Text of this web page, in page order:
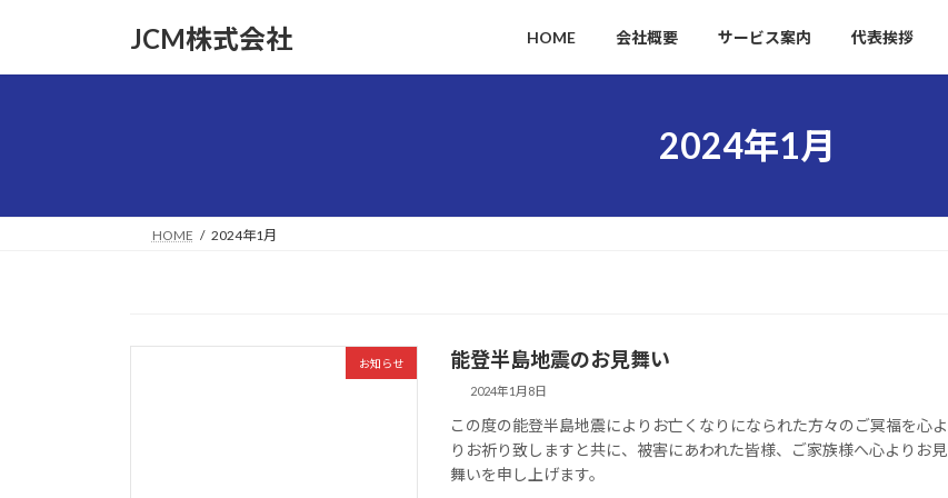
JCM株式会社 HOME 会社概要 サービス案内 代表挨拶
2024年1月
HOME 2024年1月
お知らせ 能登半島地震のお見舞い
2024年1月8日
この度の能登半島地震によりお亡くなりになられた方々のご冥福を心よ
りお祈り致しますと共に、被害にあわれた皆様、ご家族様へ心よりお見
舞いを申し上げます。